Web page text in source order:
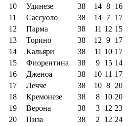
10
Удинезе 38 14 8 16
11
Сассуоло 38 14 7 17
12
Парма 38 11 12 15
13
Торино 38 12 9 17
14
Кальяри 38 11 10 17
15
Фиорентина 38 9 15 14
16
Дженоа 38 10 11 17
17
Лечче 38 10 8 20
18
Кремонезе 38 8 10 20
19
Верона 38 3 12 23
20
Пиза 38 2 12 24